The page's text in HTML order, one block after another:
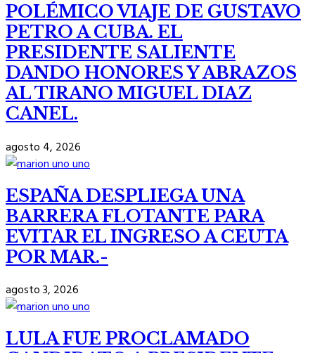
POLÉMICO VIAJE DE GUSTAVO
PETRO A CUBA. EL
PRESIDENTE SALIENTE
DANDO HONORES Y ABRAZOS
AL TIRANO MIGUEL DIAZ
CANEL.
agosto 4, 2026
ESPAÑA DESPLIEGA UNA
BARRERA FLOTANTE PARA
EVITAR EL INGRESO A CEUTA
POR MAR.-
agosto 3, 2026
LULA FUE PROCLAMADO